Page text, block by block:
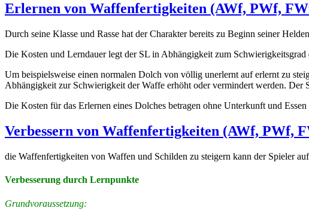
Erlernen von Waffenfertigkeiten (AWf, PWf,
Durch seine Klasse und Rasse hat der Charakter bereits zu Beginn seiner
Die Kosten und Lerndauer legt der SL in Abhängigkeit zum Schwierigkeitsgrad
Um beispielsweise einen normalen Dolch von völlig unerlernt auf erlernt zu
Abhängigkeit zur Schwierigkeit der Waffe erhöht oder vermindert werden.
Die Kosten für das Erlernen eines Dolches betragen ohne Unterkunft und
Verbessern von Waffenfertigkeiten (AWf, PWf,
die Waffenfertigkeiten von Waffen und Schilden zu steigern kann der Spieler
Verbesserung durch Lernpunkte
Grundvoraussetzung: